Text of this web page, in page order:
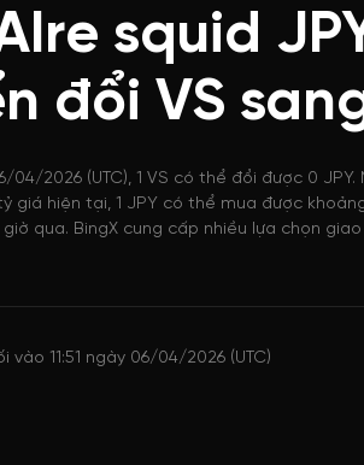
squid
đổi VS
04/2026 (UTC), 1 VS có thể đổi được 0
giá hiện tại, 1 JPY có thể mua được
qua. BingX cung cấp nhiều lựa chọn
vào 11:51 ngày 06/04/2026 (UTC)